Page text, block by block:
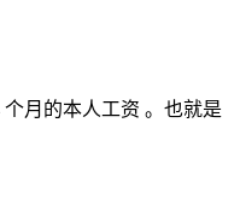
月的本人工资 。也就是